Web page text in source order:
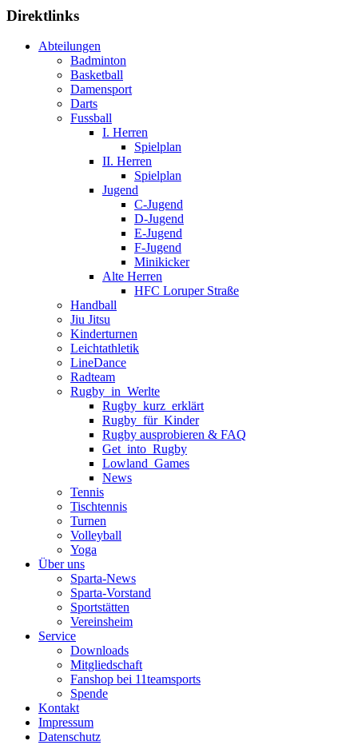
Direktlinks
Abteilungen
Badminton
Basketball
Damensport
Darts
Fussball
I. Herren
Spielplan
II. Herren
Spielplan
Jugend
C-Jugend
D-Jugend
E-Jugend
F-Jugend
Minikicker
Alte Herren
HFC Loruper Straße
Handball
Jiu Jitsu
Kinderturnen
Leichtathletik
LineDance
Radteam
Rugby_in_Werlte
Rugby_kurz_erklärt
Rugby_für_Kinder
Rugby ausprobieren & FAQ
Get_into_Rugby
Lowland_Games
News
Tennis
Tischtennis
Turnen
Volleyball
Yoga
Über uns
Sparta-News
Sparta-Vorstand
Sportstätten
Vereinsheim
Service
Downloads
Mitgliedschaft
Fanshop bei 11teamsports
Spende
Kontakt
Impressum
Datenschutz